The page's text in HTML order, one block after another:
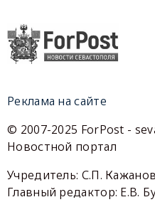
Реклама на сайте
© 2007-2025 ForPost -
Новостной портал
Учредитель: С.П. Кажанов
Главный редактор: Е.В.